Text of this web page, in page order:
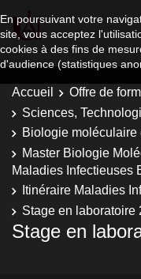
En poursuivant votre
site, vous acceptez
cookies à des fins de
d'audience (statistiques
Accueil Offre de
Sciences,
Biologie moléculaire
Master Biologie
Maladies Infectieuses
Itinéraire Maladies
Stage en laboratoire
Stage en